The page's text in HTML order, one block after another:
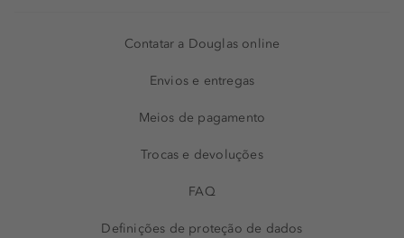
Contatar a Douglas online
Envios e entregas
Meios de pagamento
Trocas e devoluções
FAQ
Definições de proteção de dados